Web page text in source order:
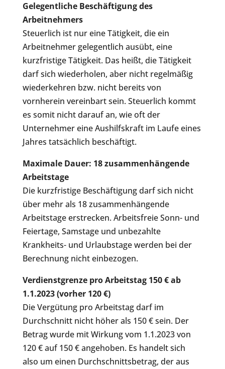
Gelegentliche Beschäftigung des
Arbeitnehmers
Steuerlich ist nur eine Tätigkeit, die ein
Arbeitnehmer gelegentlich ausübt, eine
kurzfristige Tätigkeit. Das heißt, die Tätigkeit
darf sich wiederholen, aber nicht regelmäßig
wiederkehren bzw. nicht bereits von
vornherein vereinbart sein. Steuerlich kommt
es somit nicht darauf an, wie oft der
Unternehmer eine Aushilfskraft im Laufe eines
Jahres tatsächlich beschäftigt.
Maximale Dauer: 18 zusammenhängende
Arbeitstage
Die kurzfristige Beschäftigung darf sich nicht
über mehr als 18 zusammenhängende
Arbeitstage erstrecken. Arbeitsfreie Sonn- und
Feiertage, Samstage und unbezahlte
Krankheits- und Urlaubstage werden bei der
Berechnung nicht einbezogen.
Verdienstgrenze pro Arbeitstag 150 € ab
1.1.2023 (vorher 120 €)
Die Vergütung pro Arbeitstag darf im
Durchschnitt nicht höher als 150 € sein. Der
Betrag wurde mit Wirkung vom 1.1.2023 von
120 € auf 150 € angehoben. Es handelt sich
also um einen Durchschnittsbetrag, der aus